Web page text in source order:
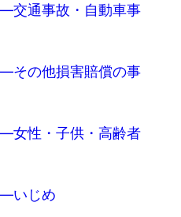
交通事故・自動車事
その他損害賠償の事
女性・子供・高齢者
いじめ